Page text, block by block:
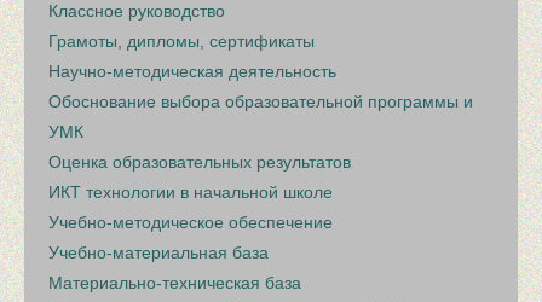
Классное руководство
Грамоты, дипломы, сертификаты
Научно-методическая деятельность
Обоснование выбора образовательной программы и
УМК
Оценка образовательных результатов
ИКТ технологии в начальной школе
Учебно-методическое обеспечение
Учебно-материальная база
Материально-техническая база